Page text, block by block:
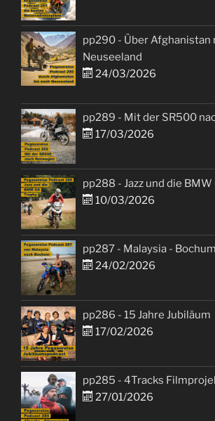
pp290 - Über Afghanistan
Neuseeland
24/03/2026
pp289 - Mit der SR500
17/03/2026
pp288 - Jazz und die BMW
10/03/2026
pp287 - Malaysia - Bochum
24/02/2026
pp286 - 15 Jahre Jubiläum
17/02/2026
pp285 - 4Tracks
27/01/2026